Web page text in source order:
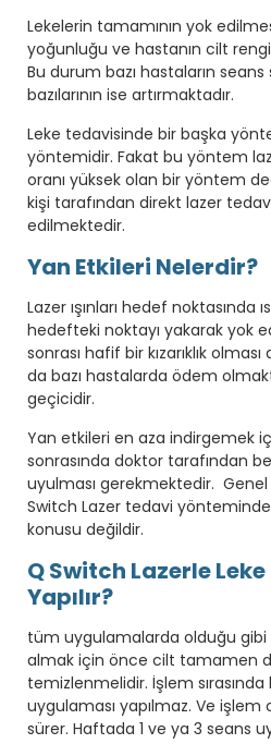
Lekelerin tamamının yok
yoğunluğu ve hastanın cilt
Bu durum bazı hastaların seans
bazılarının ise artırmaktadır.
Leke tedavisinde bir başka
yöntemidir. Fakat bu yöntem
oranı yüksek olan bir yöntem
kişi tarafından direkt lazer
edilmektedir.
Yan Etkileri Nelerdir?
Lazer ışınları hedef noktasında
hedefteki noktayı yakarak yok
sonrası hafif bir kızarıklık
da bazı hastalarda ödem
geçicidir.
Yan etkileri en aza indirgemek
sonrasında doktor tarafından
uyulması gerekmektedir. Genel
Switch Lazer tedavi
konusu değildir.
Q Switch Lazerle
Yapılır?
tüm uygulamalarda olduğu gibi
almak için önce cilt tamamen
temizlenmelidir. İşlem
uygulaması yapılmaz. Ve
sürer. Haftada 1 ve ya 3 seans